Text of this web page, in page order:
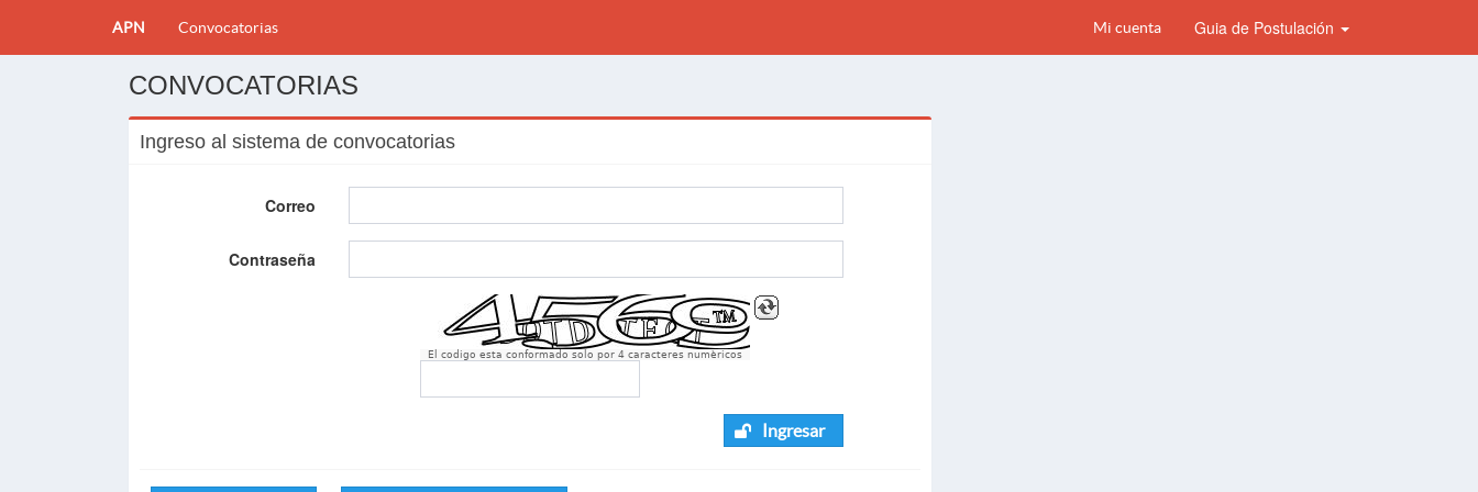
APN Convocatorias Mi cuenta Guia de Postulación
CONVOCATORIAS
Ingreso al sistema de convocatorias
Correo
Contraseña
El codigo esta conformado solo por 4 caracteres numèricos
Ingresar